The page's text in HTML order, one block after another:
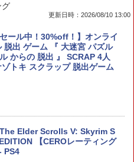
2 (L) ライトパープル/(R) ライ
Switch2】Joy-Con 2 (L) ライ
ル/(R) ライトグリーン [BEE-A-
ジョイコン2 パ-プルグリ-
インタラクティブエンタテイン
】メディアリモコン [CFI-Z
リモコン]
グ
更新日時：2026/08/10 13:00
セール中！30%off！】オンライ
脱出 ゲーム 『 大迷宮 パズル
からの 脱出 』 SCRAP 4人
トキ スクラップ 脱出ゲーム
The Elder Scrolls V: Skyrim S
【CEROレーティング
PS4